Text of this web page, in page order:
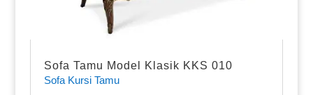
Sofa Tamu Model Klasik KKS 010
Sofa Kursi Tamu